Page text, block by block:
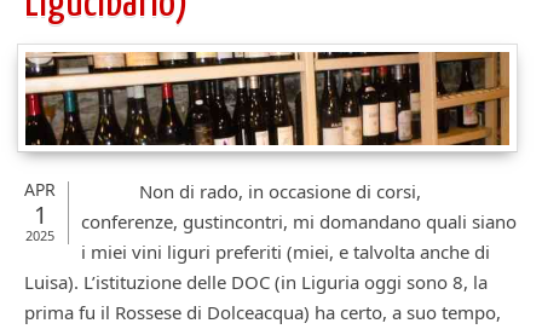
APR
1
2025
Non di rado, in occasione di corsi,
conferenze, gustincontri, mi domandano quali siano
i miei vini liguri preferiti (miei, e talvolta anche di
Luisa). L’istituzione delle DOC (in Liguria oggi sono 8, la
prima fu il Rossese di Dolceacqua) ha certo, a suo tempo,